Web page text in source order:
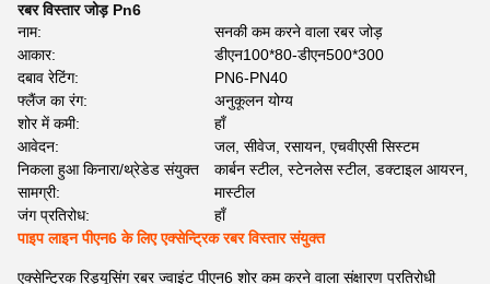
रबर विस्तार जोड़ Pn6
नाम:
सनकी कम करने वाला रबर जोड़
आकार:
डीएन100*80-डीएन500*300
दबाव रेटिंग:
PN6-PN40
फ्लैंज का रंग:
अनुकूलन योग्य
शोर में कमी:
हाँ
आवेदन:
जल, सीवेज, रसायन, एचवीएसी सिस्टम
निकला हुआ किनारा/थ्रेडेड संयुक्त
सामग्री:
कार्बन स्टील, स्टेनलेस स्टील, डक्टाइल आयरन,
मास्टील
जंग प्रतिरोध:
हाँ
पाइप लाइन पीएन6 के लिए एक्सेन्ट्रिक रबर विस्तार संयुक्त
एक्सेन्ट्रिक रिड्यूसिंग रबर ज्वाइंट पीएन6 शोर कम करने वाला संक्षारण प्रतिरोधी